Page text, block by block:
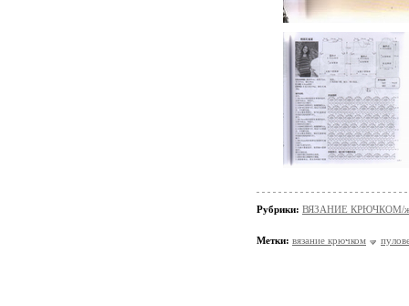
Рубрики: ВЯЗАНИЕ КРЮЧКОМ/
Метки: вязание крючком